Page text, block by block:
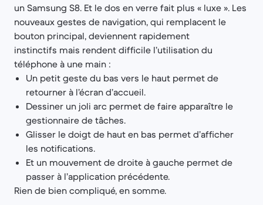
un Samsung S8. Et le dos en verre fait plus « luxe ». Les
nouveaux gestes de navigation, qui remplacent le
bouton principal, deviennent rapidement
instinctifs mais rendent difficile l’utilisation du
téléphone à une main :
Un petit geste du bas vers le haut permet de
retourner à l’écran d’accueil.
Dessiner un joli arc permet de faire apparaître le
gestionnaire de tâches.
Glisser le doigt de haut en bas permet d’afficher
les notifications.
Et un mouvement de droite à gauche permet de
passer à l’application précédente.
Rien de bien compliqué, en somme.